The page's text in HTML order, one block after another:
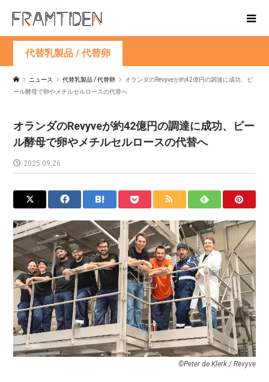
代替乳製品 / 代替卵
ニュース 代替乳製品 / 代替卵
オランダのRevyveが約42億円の調達に成功、ビ
ール酵母で卵やメチルセルロースの代替へ
オランダのRevyveが約42億円の調達に成功、ビー
ル酵母で卵やメチルセルロースの代替へ
2025.09.26
©Peter de Klerk / Revyve